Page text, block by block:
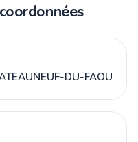
DU-FAOU